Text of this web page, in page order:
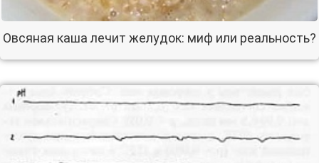
Овсяная каша лечит желудок: миф или реальность?